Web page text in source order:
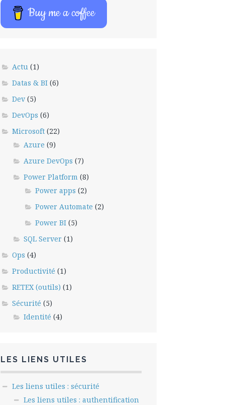
Buy me a coffee
Actu(1)
Datas & BI(6)
Dev(5)
DevOps (6)
Microsoft(22)
Azure (9)
Azure DevOps (7)
Power Platform(8)
Power apps (2)
Power Automate (2)
Power BI(5)
SQL Server (1)
Ops (4)
Productivité (1)
RETEX (outils) (1)
Sécurité (5)
Identité (4)
LES LIENS UTILES
Les liens utiles : sécurité
Les liens utiles : authentification